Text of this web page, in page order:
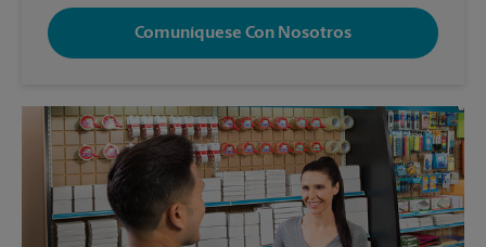
Comuníquese Con Nosotros